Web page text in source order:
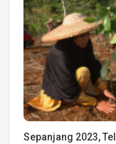
Sepanjang 2023,